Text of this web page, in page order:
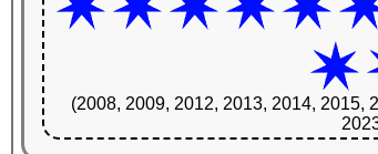
(2008, 2009, 2012, 2013, 2014, 2015,